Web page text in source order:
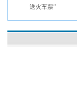
送火车票”